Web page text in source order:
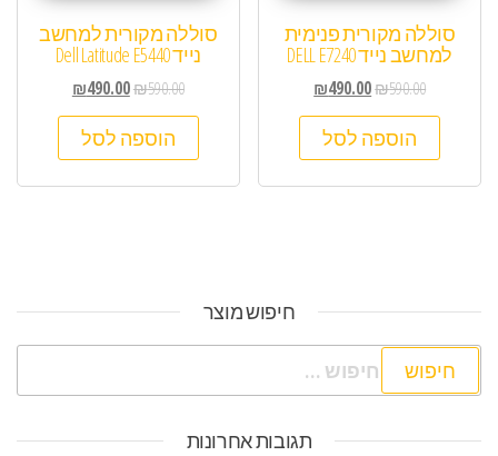
סוללה מקורית פנימית
למחשב נייד DELL E7240
₪590.00
₪490.00
הוספה לסל
סוללה מקורית למחשב
נייד Dell Latitude E5440
₪590.00
₪490.00
הוספה לסל
חיפוש מוצר
חיפוש:
תגובות אחרונות